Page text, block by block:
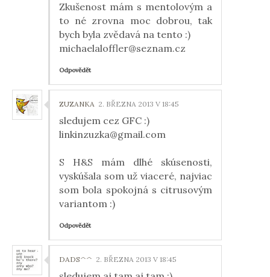
Zkušenost mám s mentolovým a
to né zrovna moc dobrou, tak
bych byla zvědavá na tento :)
michaelaloffler@seznam.cz
Odpovědět
ZUZANKA 2. BŘEZNA 2013 V 18:45
sledujem cez GFC :)
linkinzuzka@gmail.com
S H&S mám dlhé skúsenosti,
vyskúšala som už viaceré, najviac
som bola spokojná s citrusovým
variantom :)
Odpovědět
DADS^^ 2. BŘEZNA 2013 V 18:45